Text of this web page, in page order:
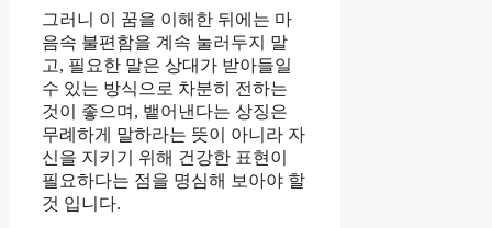
그러니 이 꿈을 이해한 뒤에는 마
음속 불편함을 계속 눌러두지 말
고, 필요한 말은 상대가 받아들일
수 있는 방식으로 차분히 전하는
것이 좋으며, 뱉어낸다는 상징은
무례하게 말하라는 뜻이 아니라 자
신을 지키기 위해 건강한 표현이
필요하다는 점을 명심해 보아야 할
것 입니다.